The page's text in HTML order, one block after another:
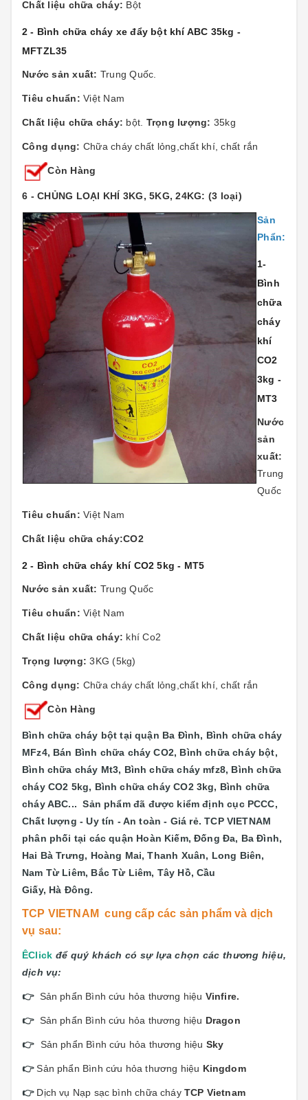
Chất liệu chữa cháy: Bột
2 - Bình chữa cháy xe đẩy bột khí ABC 35kg -
MFTZL35
Nước sản xuất: Trung Quốc.
Tiêu chuẩn: Việt Nam
Chất liệu chữa cháy: bột. Trọng lượng: 35kg
Công dụng: Chữa cháy chất lỏng,chất khí, chất rắn
Còn Hàng
6 - CHỦNG LOẠI KHÍ 3KG, 5KG, 24KG: (3 loại)
Sản
Phẩn:
1-
Bình
chữa
cháy
khí
CO2
3kg -
MT3
Nước
sản
xuất:
Trung
Quốc
Tiêu chuẩn: Việt Nam
Chất liệu chữa cháy:CO2
2 - Bình chữa cháy khí CO2 5kg - MT5
Nước sản xuất: Trung Quốc
Tiêu chuẩn: Việt Nam
Chất liệu chữa cháy: khí Co2
Trọng lượng: 3KG (5kg)
Công dụng: Chữa cháy chất lỏng,chất khí, chất rắn
Còn Hàng
Bình chữa cháy bột tại quận Ba Đình, Bình chữa cháy
MFz4, Bán Bình chữa cháy CO2, Bình chữa cháy bột,
Bình chữa cháy Mt3, Bình chữa cháy mfz8, Bình chữa
cháy CO2 5kg, Bình chữa cháy CO2 3kg, Bình chữa
cháy ABC...Sản phẩm đã được kiểm định cục PCCC,
Chất lượng - Uy tín - An toàn - Giá rẻ. TCP VIETNAM
phân phối tại các quận Hoàn Kiếm, Đống Đa, Ba Đình,
Hai Bà Trưng, Hoàng Mai, Thanh Xuân, Long Biên,
Nam Từ Liêm, Bắc Từ Liêm, Tây Hồ, Cầu
Giấy, Hà Đông.
TCP VIETNAM cung cấp các sản phẩm và dịch
vụ sau:
ÊClick để quý khách có sự lựa chọn các thương hiệu,
dịch vụ:
👉 Sản phẩn Bình cứu hỏa thương hiệu Vinfire.
👉 Sản phẩn Bình cứu hỏa thương hiệu Dragon
👉 Sản phẩn Bình cứu hỏa thương hiệu Sky
👉Sản phẩn Bình cứu hỏa thương hiệu Kingdom
👉 Dịch vụ Nạp sạc bình chữa cháy TCP Vietnam